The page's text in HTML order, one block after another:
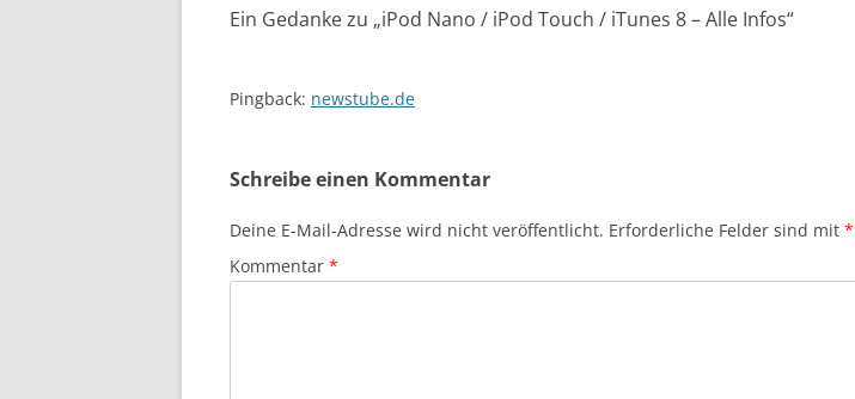
Ein Gedanke zu „iPod Nano / iPod Touch / iTunes 8 – Alle Infos“
Pingback: newstube.de
Schreibe einen Kommentar
Deine E-Mail-Adresse wird nicht veröffentlicht. Erforderliche Felder sind mit *
Kommentar *